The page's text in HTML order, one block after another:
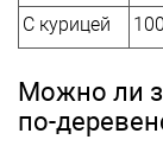
С курицей
Можно ли
по-